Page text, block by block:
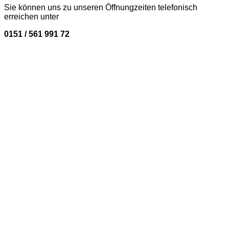
Sie können uns zu unseren Öffnungzeiten telefonisch
erreichen unter
0151 / 561 991 72